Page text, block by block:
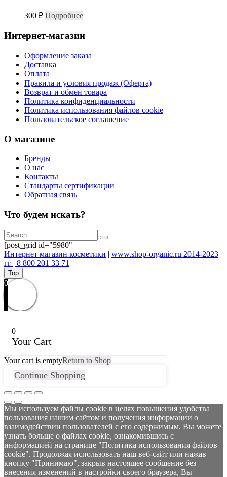
300 ₽ Подробнее
Интернет-магазин
Оформление заказа
Доставка
Оплата
Правила и условия продаж (Оферта)
Возврат и обмен товара
Политика конфиденциальности
Политика использования файлов cookie
Пользовательское соглашение
О магазине
Бренды
О нас
Контакты
Стандарты сертификации
Обратная связь
Что будем искать?
[post_grid id="5980"
Интернет магазин косметики | www.shop-organic.ru 2014-2023
гг | 8 800 201 33 71
Top
0
0
Your Cart
Your cart is emptyReturn to Shop
Continue Shopping
Мы используем файлы cookie в целях повышения удобства
пользования нашим сайтом и получения информации о
взаимодействии пользователей с его содержимым. Вы можете
узнать больше о файлах cookie, ознакомившись с
информацией на странице "Политика использования файлов
cookie". Продолжая использовать наш веб-сайт или нажав
кнопку "Принимаю", закрыв настоящее сообщение без
внесения изменений в настройки своего браузера, Вы